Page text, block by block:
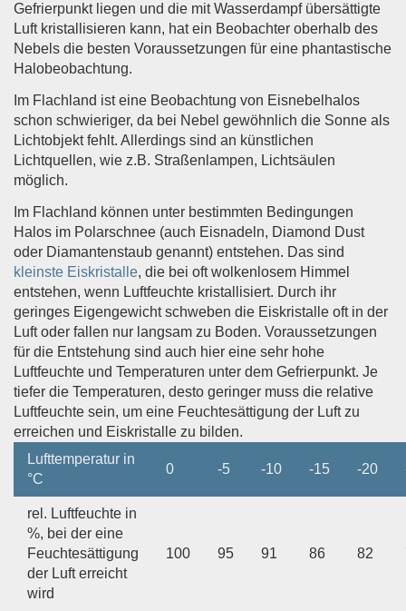
Gefrierpunkt liegen und die mit Wasserdampf übersättigte
Luft kristallisieren kann, hat ein Beobachter oberhalb des
Nebels die besten Voraussetzungen für eine phantastische
Halobeobachtung.
Im Flachland ist eine Beobachtung von Eisnebelhalos
schon schwieriger, da bei Nebel gewöhnlich die Sonne als
Lichtobjekt fehlt. Allerdings sind an künstlichen
Lichtquellen, wie z.B. Straßenlampen, Lichtsäulen
möglich.
Im Flachland können unter bestimmten Bedingungen
Halos im Polarschnee (auch Eisnadeln, Diamond Dust
oder Diamantenstaub genannt) entstehen. Das sind
kleinste Eiskristalle, die bei oft wolkenlosem Himmel
entstehen, wenn Luftfeuchte kristallisiert. Durch ihr
geringes Eigengewicht schweben die Eiskristalle oft in der
Luft oder fallen nur langsam zu Boden. Voraussetzungen
für die Entstehung sind auch hier eine sehr hohe
Luftfeuchte und Temperaturen unter dem Gefrierpunkt. Je
tiefer die Temperaturen, desto geringer muss die relative
Luftfeuchte sein, um eine Feuchtesättigung der Luft zu
erreichen und Eiskristalle zu bilden.
Lufttemperatur in
°C
0 -5 -10 -15 -20
rel. Luftfeuchte in
%, bei der eine
Feuchtesättigung
der Luft erreicht
wird
100 95 91 86 82